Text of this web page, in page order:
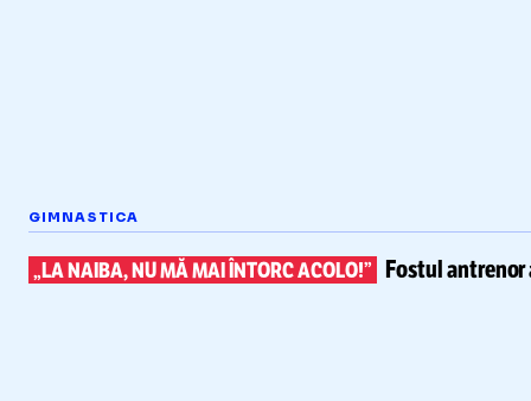
GIMNASTICA
„LA NAIBA, NU MĂ MAI ÎNTORC ACOLO!” Fostul